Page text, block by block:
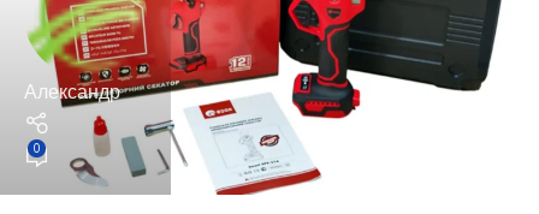
Александр
0